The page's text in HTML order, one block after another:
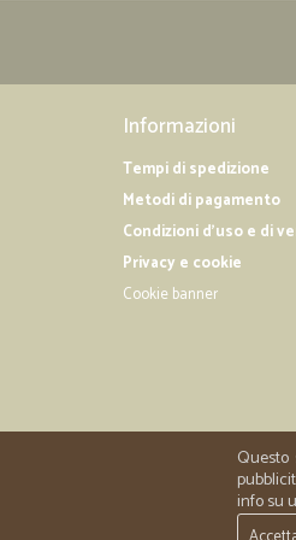
Informazioni
Tempi di spedizione
Metodi di pagamento
Condizioni d'uso e di
Privacy e cookie
Cookie banner
info su